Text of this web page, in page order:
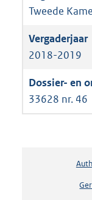
Tweede
2018-2019
33628 nr. 46